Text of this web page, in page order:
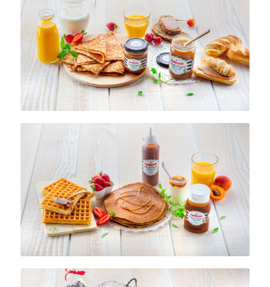
Crème & Fourrage
de Caramel au beurre
salé
Coulis & Nappage
de Caramel au beurre
salé